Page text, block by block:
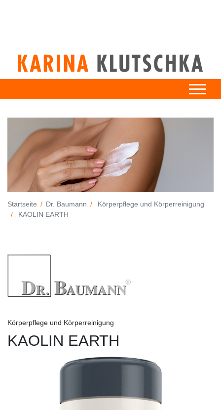
Startseite Dr. Baumann
Körperpflege und Körperreinigung
KAOLIN EARTH
Körperpflege und Körperreinigung
KAOLIN EARTH